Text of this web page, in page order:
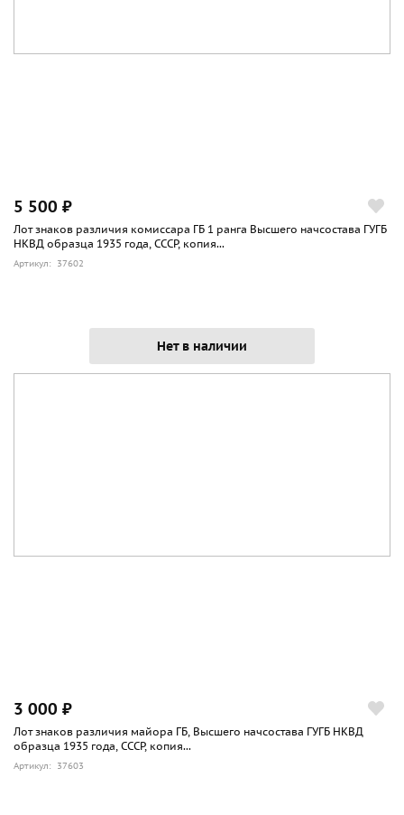
5 500 ₽
Лот знаков различия комиссара ГБ 1 ранга Высшего начсостава ГУГБ
НКВД образца 1935 года, СССР, копия...
Артикул: 37602
Нет в наличии
3 000 ₽
Лот знаков различия майора ГБ, Высшего начсостава ГУГБ НКВД
образца 1935 года, СССР, копия...
Артикул: 37603